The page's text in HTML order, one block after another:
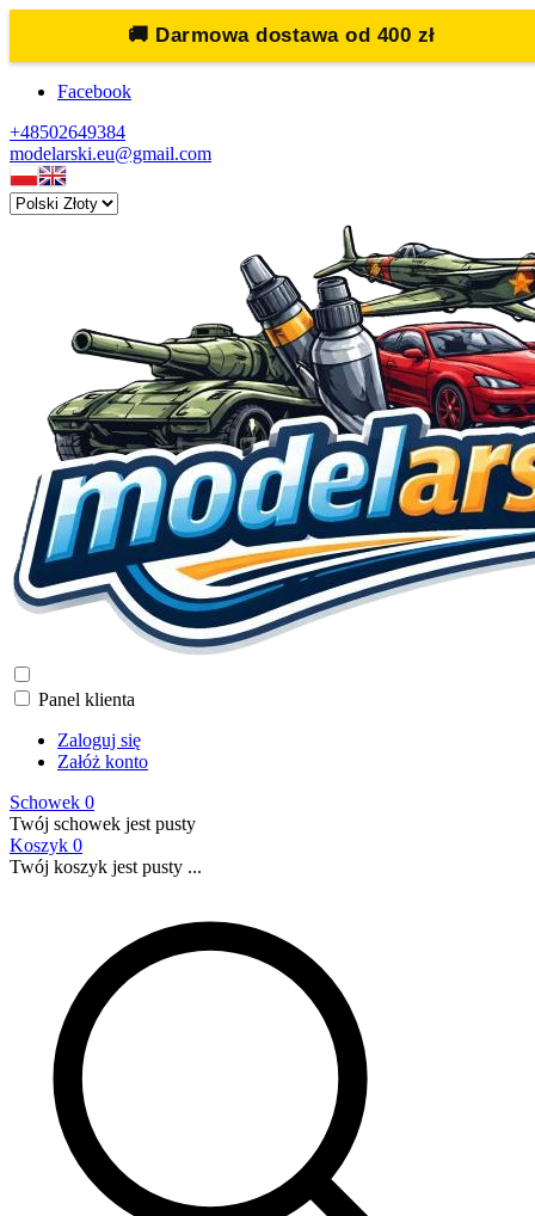
🚚 Darmowa dostawa od 400 zł
Facebook
+48502649384
modelarski.eu@gmail.com
Panel klienta
Zaloguj się
Załóż konto
Schowek 0
Twój schowek jest pusty
Koszyk 0
Twój koszyk jest pusty ...